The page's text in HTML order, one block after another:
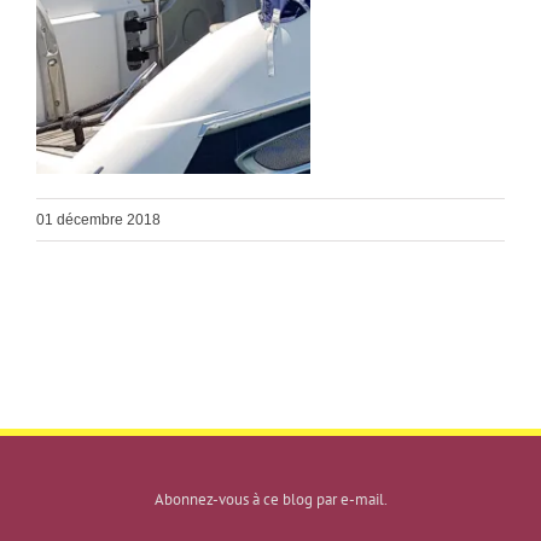
01 décembre 2018
Abonnez-vous à ce blog par e-mail.